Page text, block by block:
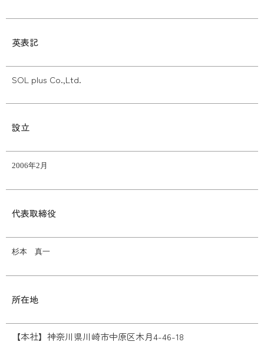
英表記
SOL plus Co.,Ltd.
設立
2006年2月
代表取締役
杉本 真一
所在地
【本社】神奈川県川崎市中原区木月4-46-18